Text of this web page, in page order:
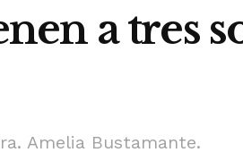
a tres
Amelia Bustamante.